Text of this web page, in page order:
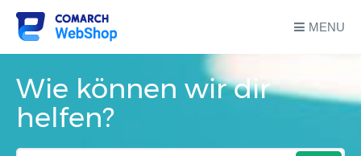
MENU
Wie können wir dir
helfen?